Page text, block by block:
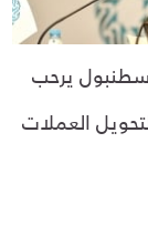
يرحب
العملات